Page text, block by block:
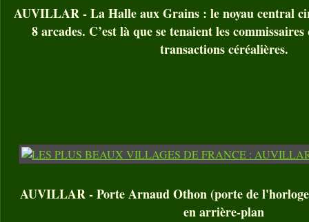
AUVILLAR - La Halle aux Grains : le noyau central
8 arcades. C’est là que se tenaient les
transactions céréalières.
AUVILLAR - Porte Arnaud Othon (porte de
en arrière-plan